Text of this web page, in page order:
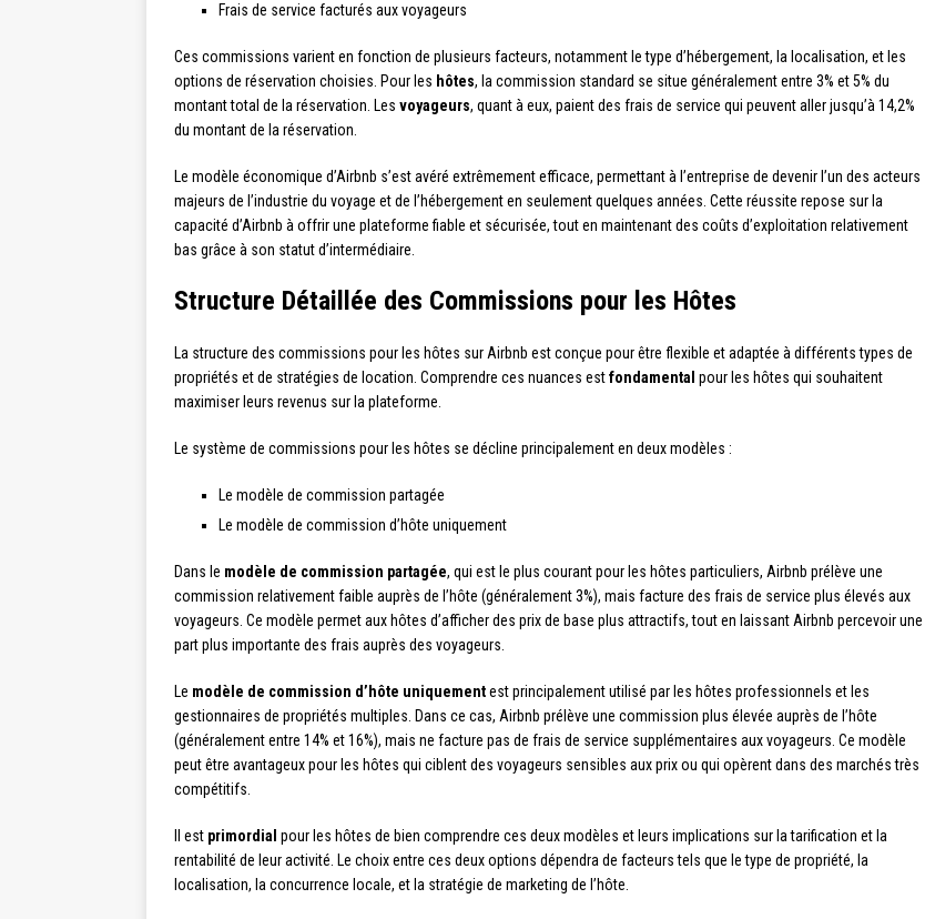
Frais de service facturés aux voyageurs
Ces commissions varient en fonction de plusieurs facteurs, notamment le type d’hébergement, la localisation, et les
options de réservation choisies. Pour les hôtes, la commission standard se situe généralement entre 3% et 5% du
montant total de la réservation. Les voyageurs, quant à eux, paient des frais de service qui peuvent aller jusqu’à 14,2%
du montant de la réservation.
Le modèle économique d’Airbnb s’est avéré extrêmement efficace, permettant à l’entreprise de devenir l’un des acteurs
majeurs de l’industrie du voyage et de l’hébergement en seulement quelques années. Cette réussite repose sur la
capacité d’Airbnb à offrir une plateforme fiable et sécurisée, tout en maintenant des coûts d’exploitation relativement
bas grâce à son statut d’intermédiaire.
Structure Détaillée des Commissions pour les Hôtes
La structure des commissions pour les hôtes sur Airbnb est conçue pour être flexible et adaptée à différents types de
propriétés et de stratégies de location. Comprendre ces nuances estfondamental pour les hôtes qui souhaitent
maximiser leurs revenus sur la plateforme.
Le système de commissions pour les hôtes se décline principalement en deux modèles :
Le modèle de commission partagée
Le modèle de commission d’hôte uniquement
Dans le modèle de commission partagée, qui est le plus courant pour les hôtes particuliers, Airbnb prélève une
commission relativement faible auprès de l’hôte (généralement 3%), mais facture des frais de service plus élevés aux
voyageurs. Ce modèle permet aux hôtes d’afficher des prix de base plus attractifs, tout en laissant Airbnb percevoir une
part plus importante des frais auprès des voyageurs.
Le modèle de commission d’hôte uniquementest principalement utilisé par les hôtes professionnels et les
gestionnaires de propriétés multiples. Dans ce cas, Airbnb prélève une commission plus élevée auprès de l’hôte
(généralement entre 14% et 16%), mais ne facture pas de frais de service supplémentaires aux voyageurs. Ce modèle
peut être avantageux pour les hôtes qui ciblent des voyageurs sensibles aux prix ou qui opèrent dans des marchés très
compétitifs.
Il est primordial pour les hôtes de bien comprendre ces deux modèles et leurs implications sur la tarification et la
rentabilité de leur activité. Le choix entre ces deux options dépendra de facteurs tels que le type de propriété, la
localisation, la concurrence locale, et la stratégie de marketing de l’hôte.